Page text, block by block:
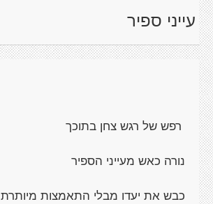
עייני ספיר
רפש של רגש צחן בתוכך
נורה כאש מעייני הספיר
כבש את יעדו מבלי התאמצות מיותרת